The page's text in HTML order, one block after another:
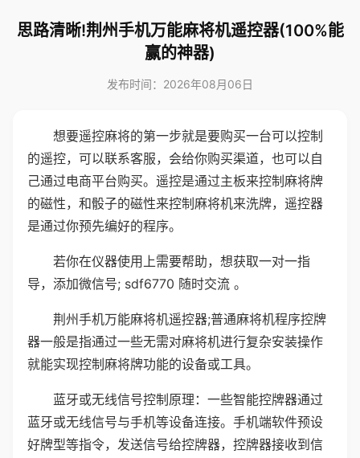
思路清晰!荆州手机万能麻将机遥控器(100%能
赢的神器)
发布时间：2026年08月06日
想要遥控麻将的第一步就是要购买一台可以控制
的遥控，可以联系客服，会给你购买渠道，也可以自
己通过电商平台购买。遥控是通过主板来控制麻将牌
的磁性，和骰子的磁性来控制麻将机来洗牌，遥控器
是通过你预先编好的程序。
若你在仪器使用上需要帮助，想获取一对一指
导，添加微信号; sdf6770 随时交流 。
荆州手机万能麻将机遥控器;普通麻将机程序控牌
器一般是指通过一些无需对麻将机进行复杂安装操作
就能实现控制麻将牌功能的设备或工具。
蓝牙或无线信号控制原理：一些智能控牌器通过
蓝牙或无线信号与手机等设备连接。手机端软件预设
好牌型等指令，发送信号给控牌器，控牌器接收到信